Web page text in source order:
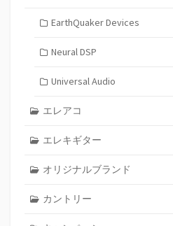
EarthQuaker Devices
Neural DSP
Universal Audio
エレアコ
エレキギター
オリジナルブランド
カントリー